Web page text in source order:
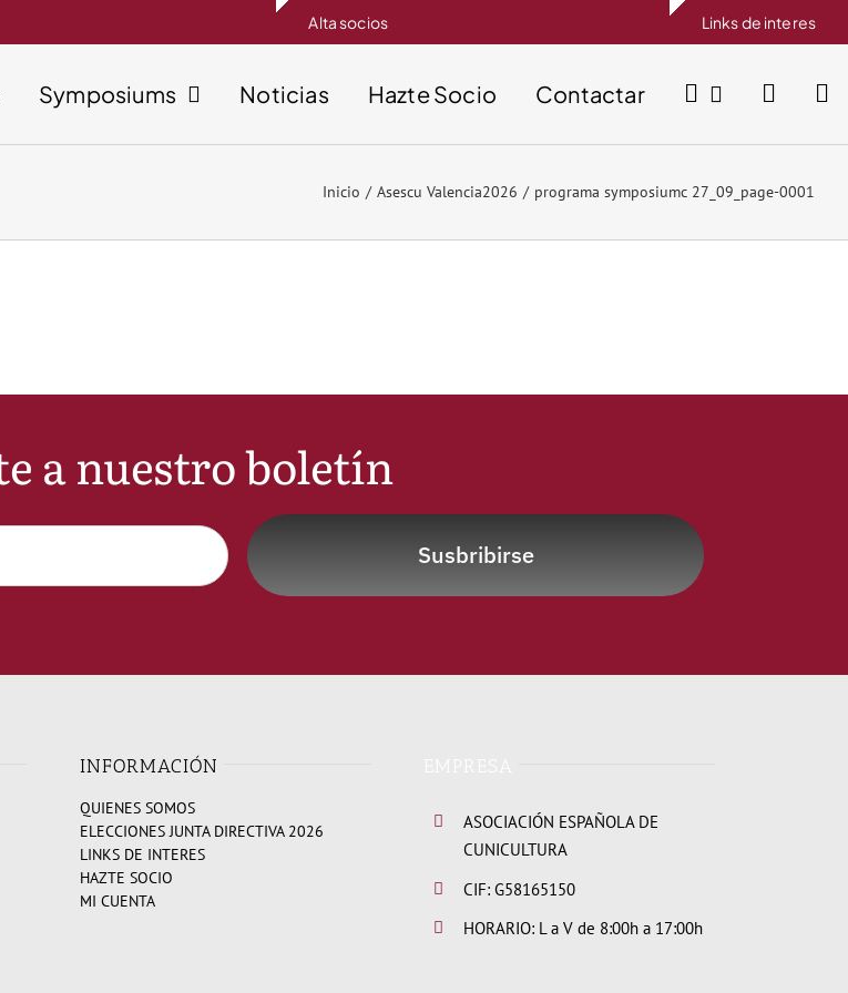
Alta socios Links de interes
Symposiums Noticias Hazte Socio Contactar
Inicio Asescu Valencia2026 programa symposiumc 27_09_page-0001
a nuestro boletín
Susbribirse
INFORMACIÓN
QUIENES SOMOS
ELECCIONES JUNTA DIRECTIVA 2026
LINKS DE INTERES
HAZTE SOCIO
MI CUENTA
ASOCIACIÓN ESPAÑOLA DE
CUNICULTURA
CIF: G58165150
HORARIO: L a V de 8:00h a 17:00h